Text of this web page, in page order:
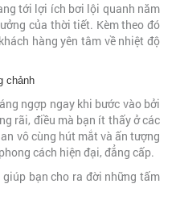
tới lợi ích bơi lội quanh năm
của thời tiết. Kèm theo đó
hàng yên tâm về nhiệt độ
chảnh
ngợp ngay khi bước vào bởi
rãi, điều mà bạn ít thấy ở các
vô cùng hút mắt và ấn tượng
cách hiện đại, đẳng cấp.
bạn cho ra đời những tấm